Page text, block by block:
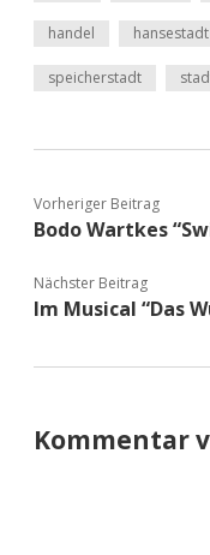
handel hansestadt
speicherstadt
Vorheriger Beitrag
Bodo Wartkes
Nächster Beitrag
Im Musical “Das
Kommentar